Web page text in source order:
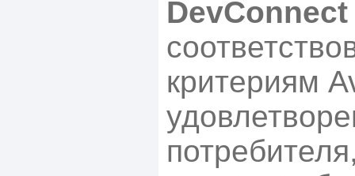
DevConnect
критериям